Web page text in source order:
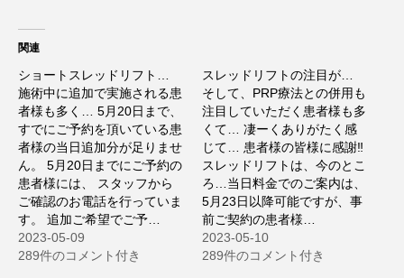
関連
ショートスレッドリフト…
施術中に追加で実施される患
者様も多く… 5月20日まで、
すでにご予約を頂いている患
者様の当日追加分が足りませ
ん。 5月20日までにご予約の
患者様には、 スタッフから
ご確認のお電話を行っていま
す。 追加ご希望でご予…
2023-05-09
289件のコメント付き
スレッドリフトの注目が…
そして、PRP療法との併用も
注目していただく患者様も多
くて… 凄ーくありがたく感
じて… 患者様の皆様に感謝‼️
スレッドリフトは、今のとこ
ろ…当日料金でのご案内は、
5月23日以降可能ですが、事
前ご契約の患者様…
2023-05-10
289件のコメント付き